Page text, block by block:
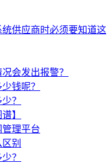
供应商时必须要知道这
会发出报警？
钱呢？
？
】
理平台
别
？